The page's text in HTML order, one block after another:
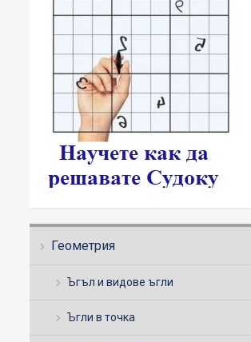
Геометрия
Ъгъл и видове ъгли
Ъгли в точка